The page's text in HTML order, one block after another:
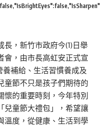
，新竹市政府今(1)日舉
會，由市長高虹安正式宣
養補給、生活習慣養成及
童節不只是孩子們期待的
懷的重要時刻，今年特別
兒童節大禮包」，希望讓
溫度，從健康、生活到學